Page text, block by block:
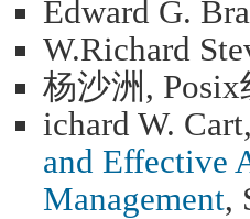
Edward G.
W.Richard
杨沙洲,
ichard W.
and Effective
Management,